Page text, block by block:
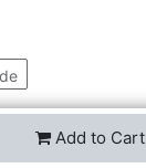
Add to Cart